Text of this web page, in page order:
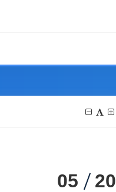
05 20